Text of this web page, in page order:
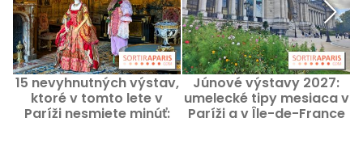
15 nevyhnutných výstav,
ktoré v tomto lete v
Paríži nesmiete minúť:
Júnové výstavy 2027:
umelecké tipy mesiaca v
Paríži a v Île-de-France